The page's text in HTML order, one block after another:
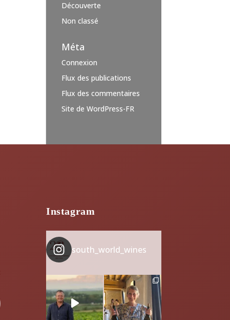
Découverte
Non classé
Méta
Connexion
Flux des publications
Flux des commentaires
Site de WordPress-FR
Instagram
south_world_wines